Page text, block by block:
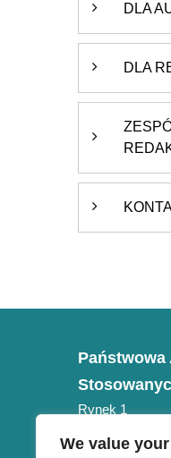
We value
DLA
DLA
Państwowa
Rynek 1
NIP 684-21-75-